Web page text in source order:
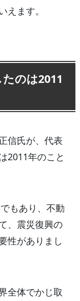
ます。
のは2011
信氏が、代表
2011年のこと
もあり、不動
、震災復興の
性がありまし
全体でかじ取